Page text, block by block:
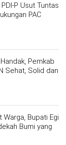
P Usut Tuntas
PAC
Pemkab
Sehat, Solid dan
Bupati Egi
Bumi yang